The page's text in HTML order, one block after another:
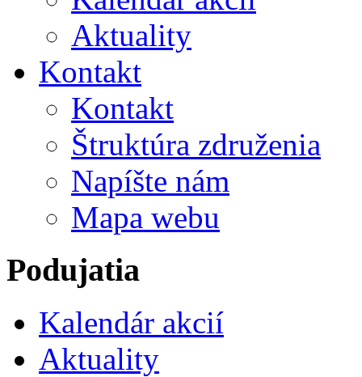
Aktuality
Kontakt
Kontakt
Štruktúra združenia
Napíšte nám
Mapa webu
Podujatia
Kalendár akcií
Aktuality